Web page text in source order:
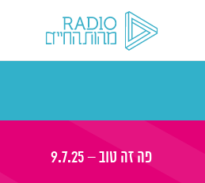
פה זה טוב – 9.7.25